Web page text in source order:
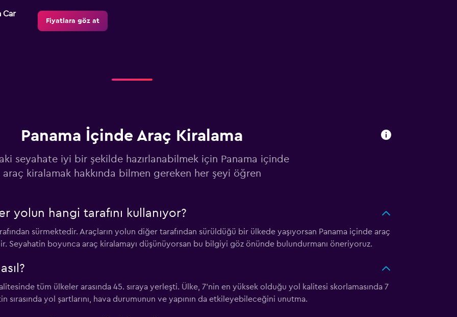
Car
Fiyatlara göz at
Car
Fiyatlara göz at
Fiyatlara göz at
Panama İçinde Araç Kiralama
seyahate iyi bir şekilde hazırlanabilmek için Panama içinde
araç kiralamak hakkında bilmen gereken her şeyi öğren
yolun hangi tarafını kullanıyor?
sürmektedir. Araçların yolun diğer tarafından sürüldüğü bir ülkede yaşıyorsan Panama içinde araç
Seyahatin boyunca araç kiralamayı düşünüyorsan bu bilgiyi göz önünde bulundurmanı öneriyoruz.
tüm ülkeler arasında 45. sıraya yerleşti. Ülke, 7'nin en yüksek olduğu yol kalitesi skorlamasında 7
sırasında yol şartlarını, hava durumunun ve yapının da etkileyebileceğini unutma.